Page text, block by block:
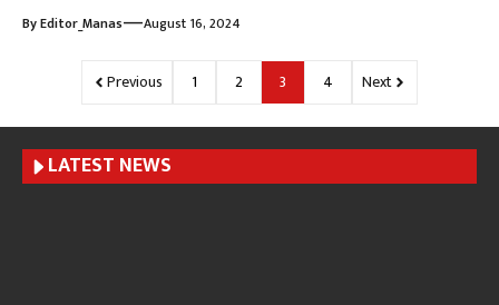
ByEditor_Manas—August 16, 2024
Previous 1 2 3 4 Next
LATEST NEWS